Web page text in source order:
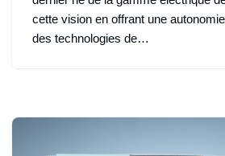
cette vision en offrant une
des technologies de…